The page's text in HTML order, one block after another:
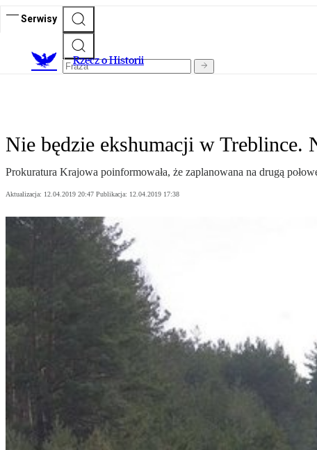
Serwisy
Rzecz o Historii
Nie będzie ekshumacji w Treblince.
Prokuratura Krajowa poinformowała, że zaplanowana na drugą
Aktualizacja: 12.04.2019 20:47 Publikacja: 12.04.2019 17:38